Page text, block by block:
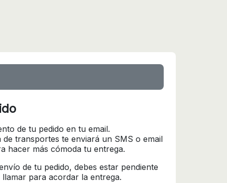
de tu pedido en tu email.
de transportes te enviará un SMS o email
hacer más cómoda tu entrega.
de tu pedido, debes estar pendiente
para acordar la entrega.